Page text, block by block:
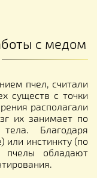
с медом
пчел, считали
существ с точки
располагали
их занимает по
Благодаря
или инстинкту (по
пчелы обладают